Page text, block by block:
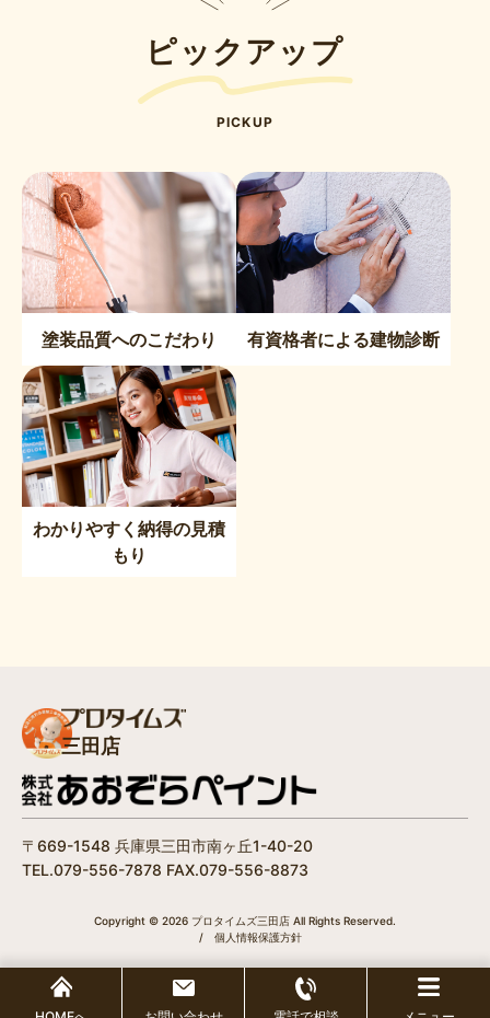
ピックアップ
PICKUP
塗装品質へのこだわり 有資格者による建物診断
わかりやすく納得の見積
もり
三田店
〒669-1548 兵庫県三田市南ヶ丘1-40-20
TEL.079-556-7878 FAX.079-556-8873
Copyright © 2026 プロタイムズ三田店 All Rights Reserved.
/
個人情報保護方針